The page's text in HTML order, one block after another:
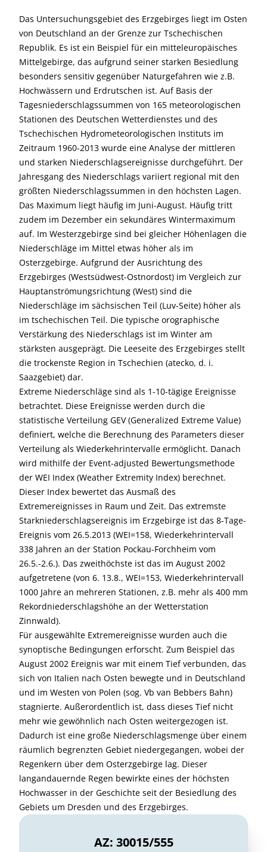
Das Untersuchungsgebiet des Erzgebirges liegt im Osten
von Deutschland an der Grenze zur Tschechischen
Republik. Es ist ein Beispiel für ein mitteleuropäisches
Mittelgebirge, das aufgrund seiner starken Besiedlung
besonders sensitiv gegenüber Naturgefahren wie z.B.
Hochwässern und Erdrutschen ist. Auf Basis der
Tagesniederschlagssummen von 165 meteorologischen
Stationen des Deutschen Wetterdienstes und des
Tschechischen Hydrometeorologischen Instituts im
Zeitraum 1960-2013 wurde eine Analyse der mittleren
und starken Niederschlagsereignisse durchgeführt. Der
Jahresgang des Niederschlags variiert regional mit den
größten Niederschlagssummen in den höchsten Lagen.
Das Maximum liegt häufig im Juni-August. Häufig tritt
zudem im Dezember ein sekundäres Wintermaximum
auf. Im Westerzgebirge sind bei gleicher Höhenlagen die
Niederschläge im Mittel etwas höher als im
Osterzgebirge. Aufgrund der Ausrichtung des
Erzgebirges (Westsüdwest-Ostnordost) im Vergleich zur
Hauptanströmungsrichtung (West) sind die
Niederschläge im sächsischen Teil (Luv-Seite) höher als
im tschechischen Teil. Die typische orographische
Verstärkung des Niederschlags ist im Winter am
stärksten ausgeprägt. Die Leeseite des Erzgebirges stellt
die trockenste Region in Tschechien (atecko, d. i.
Saazgebiet) dar.
Extreme Niederschläge sind als 1-10-tägige Ereignisse
betrachtet. Diese Ereignisse werden durch die
statistische Verteilung GEV (Generalized Extreme Value)
definiert, welche die Berechnung des Parameters dieser
Verteilung als Wiederkehrintervalle ermöglicht. Danach
wird mithilfe der Event-adjusted Bewertungsmethode
der WEI Index (Weather Extremity Index) berechnet.
Dieser Index bewertet das Ausmaß des
Extremereignisses in Raum und Zeit. Das extremste
Starkniederschlagsereignis im Erzgebirge ist das 8-Tage-
Ereignis vom 26.5.2013 (WEI=158, Wiederkehrintervall
338 Jahren an der Station Pockau-Forchheim vom
26.5.-2.6.). Das zweithöchste ist das im August 2002
aufgetretene (von 6. 13.8., WEI=153, Wiederkehrintervall
1000 Jahre an mehreren Stationen, z.B. mehr als 400 mm
Rekordniederschlagshöhe an der Wetterstation
Zinnwald).
Für ausgewählte Extremereignisse wurden auch die
synoptische Bedingungen erforscht. Zum Beispiel das
August 2002 Ereignis war mit einem Tief verbunden, das
sich von Italien nach Osten bewegte und in Deutschland
und im Westen von Polen (sog. Vb van Bebbers Bahn)
stagnierte. Außerordentlich ist, dass dieses Tief nicht
mehr wie gewöhnlich nach Osten weitergezogen ist.
Dadurch ist eine große Niederschlagsmenge über einem
räumlich begrenzten Gebiet niedergegangen, wobei der
Regenkern über dem Osterzgebirge lag. Dieser
langandauernde Regen bewirkte eines der höchsten
Hochwasser in der Geschichte seit der Besiedlung des
Gebiets um Dresden und des Erzgebirges.
AZ: 30015/555